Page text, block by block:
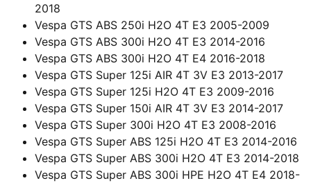
2018
Vespa GTS ABS 250i H2O 4T E3 2005-2009
Vespa GTS ABS 300i H2O 4T E3 2014-2016
Vespa GTS ABS 300i H2O 4T E4 2016-2018
Vespa GTS Super 125i AIR 4T 3V E3 2013-2017
Vespa GTS Super 125i H2O 4T E3 2009-2016
Vespa GTS Super 150i AIR 4T 3V E3 2014-2017
Vespa GTS Super 300i H2O 4T E3 2008-2016
Vespa GTS Super ABS 125i H2O 4T E3 2014-2016
Vespa GTS Super ABS 300i H2O 4T E3 2014-2018
Vespa GTS Super ABS 300i HPE H2O 4T E4 2018-